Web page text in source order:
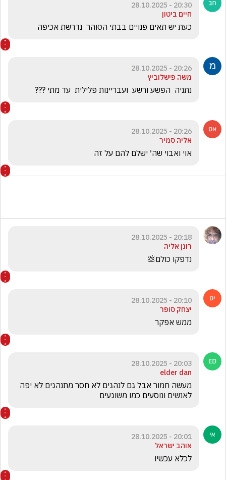
20:30 - 28.10.2025
חיים ביטון
כעת יש תאים פנויים בבתי הסוהר  נדרשת אכיפה
20:26 - 28.10.2025
משה פישלוביץ
נתניה  הפשע ורשע  ועבריינות פלילית  עד מתי ???
20:26 - 28.10.2025
אליה סמיר
אוי ואבוי שה׳ ישלם להם על זה
20:18 - 28.10.2025
רונן אליה
נדפקו כולם💩
20:10 - 28.10.2025
יצחק סופר
ממש אפקר
20:03 - 28.10.2025
elder dan
לאנשים ונוסעים כמו משוגעים
20:01 - 28.10.2025
אוהב ישראל
לכלא עכשיו